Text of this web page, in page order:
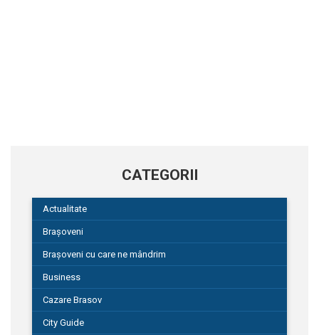
CATEGORII
Actualitate
Brașoveni
Brașoveni cu care ne mândrim
Business
Cazare Brasov
City Guide